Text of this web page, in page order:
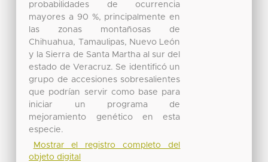
probabilidades de ocurrencia
mayores a 90 %, principalmente en
las zonas montañosas de
Chihuahua, Tamaulipas, Nuevo León
y la Sierra de Santa Martha al sur del
estado de Veracruz. Se identificó un
grupo de accesiones sobresalientes
que podrían servir como base para
iniciar un programa de
mejoramiento genético en esta
especie.
Mostrar el registro completo del
objeto digital